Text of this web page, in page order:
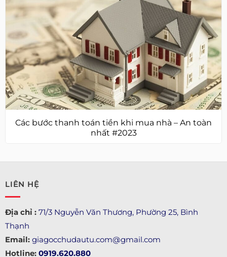
Các bước thanh toán tiền khi mua nhà – An toàn
nhất #2023
LIÊN HỆ
Địa chỉ : 71/3 Nguyễn Văn Thương, Phường 25, Bình
Thạnh
Email: giagocchudautu.com@gmail.com
Hotline: 0919.620.880